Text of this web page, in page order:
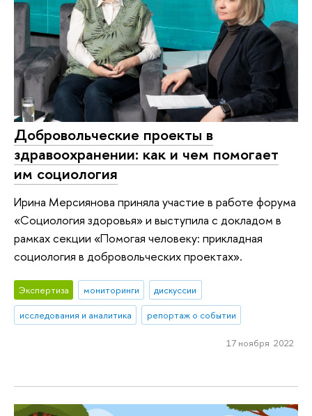
Добровольческие проекты в
здравоохранении: как и чем помогает
им социология
Ирина Мерсиянова приняла участие в работе форума
«Социология здоровья» и выступила с докладом в
рамках секции «Помогая человеку: прикладная
социология в добровольческих проектах».
Экспертиза мониторинги
дискуссии
исследования и аналитика
репортаж о событии
17 ноября 2022